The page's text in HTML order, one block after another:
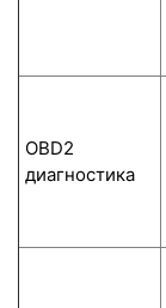
OBD2
диагностика